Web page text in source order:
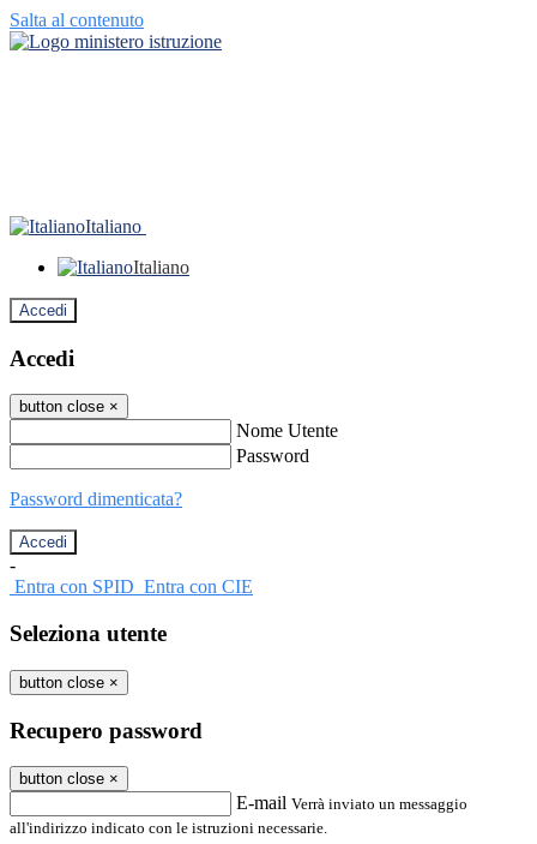
Salta al contenuto
Italiano
Italiano
Accedi
Accedi
button close ×
Nome Utente
Password
Password dimenticata?
-
Entra con SPID Entra con CIE
Seleziona utente
button close ×
Recupero password
button close ×
E-mail Verrà inviato un messaggio
all'indirizzo indicato con le istruzioni necessarie.